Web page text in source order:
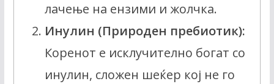
лачење на ензими и жолчка.
Инулин (Природен пребиотик):
Коренот е исклучително богат со
инулин, сложен шеќер кој не го